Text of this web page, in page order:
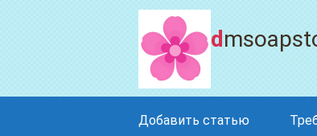
Добавить статью